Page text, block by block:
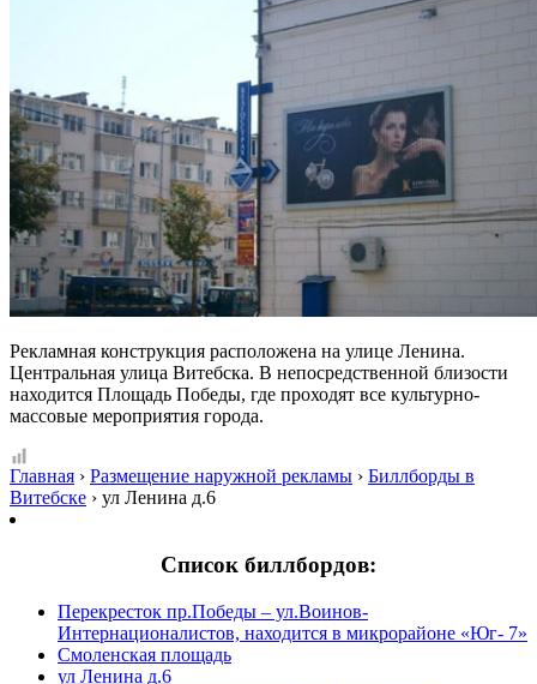
Рекламная конструкция расположена на улице Ленина.
Центральная улица Витебска. В непосредственной близости
находится Площадь Победы, где проходят все культурно-
массовые мероприятия города.
Главная › Размещение наружной рекламы › Биллборды в
Витебске › ул Ленина д.6
Список биллбордов:
Перекресток пр.Победы – ул.Воинов-
Интернационалистов, находится в микрорайоне «Юг- 7»
Смоленская площадь
ул Ленина д.6